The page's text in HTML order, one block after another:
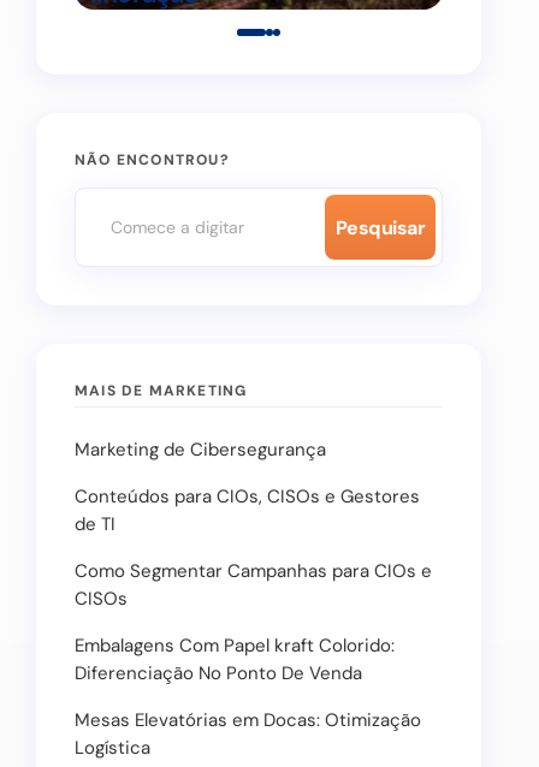
NÃO ENCONTROU?
Pesquisar
MAIS DE MARKETING
Marketing de Cibersegurança
Conteúdos para CIOs, CISOs e Gestores
de TI
Como Segmentar Campanhas para CIOs e
CISOs
Embalagens Com Papel kraft Colorido:
Diferenciação No Ponto De Venda
Mesas Elevatórias em Docas: Otimização
Logística